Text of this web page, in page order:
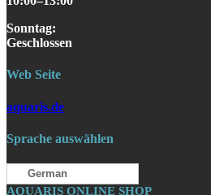
Sonntag:
Geschlossen
Web Seite
aquaris.de
Sprache auswählen
German
AQUARIS ONLINE SHOP